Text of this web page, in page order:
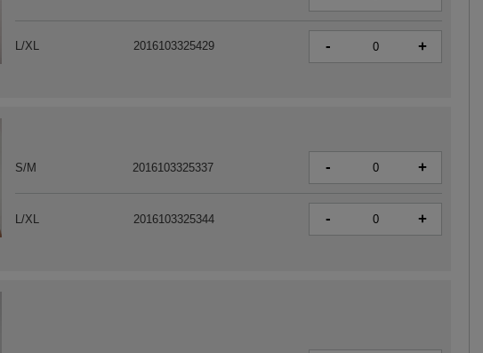
L/XL 2016103325429 - +
S/M 2016103325337 - +
L/XL 2016103325344 - +